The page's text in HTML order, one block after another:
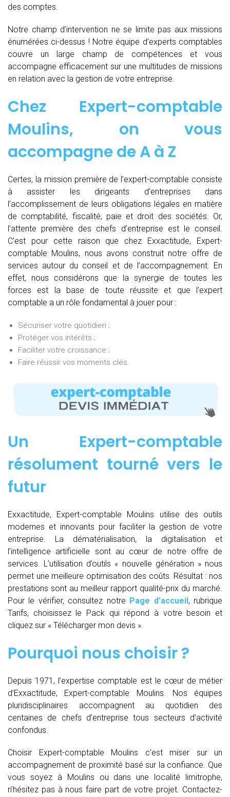
des comptes.
Notre champ d’intervention ne se limite pas aux missions
énumérées ci-dessus ! Notre équipe d’experts comptables
couvre un large champ de compétences et vous
accompagne efficacement sur une multitudes de missions
en relation avec la gestion de votre entreprise.
Chez Expert-comptable
Moulins, on vous
accompagne deA à Z
Certes, la mission première de l’expert-comptable consiste
à assister les dirigeants d’entreprises dans
l’accomplissement de leurs obligations légales en matière
de comptabilité, fiscalité, paie et droit des sociétés. Or,
l’attente première des chefs d’entreprise est le conseil.
C’est pour cette raison que chez Exxactitude, Expert-
comptable Moulins, nous avons construit notre offre de
services autour du conseil et de l’accompagnement. En
effet, nous considérons que la synergie de toutes les
forces est la base de toute réussite et que l’expert
comptable a un rôle fondamental à jouer pour :
Sécuriser votre quotidien ;
Protéger vos intérêts ;
Faciliter votre croissance ;
Faire réussir vos moments clés.
Un Expert-comptable
résolument tourné vers le
futur
Exxactitude, Expert-comptable Moulins utilise des outils
modernes et innovants pour faciliter la gestion de votre
entreprise. La dématérialisation, la digitalisation et
l’intelligence artificielle sont au cœur de notre offre de
services. L’utilisation d’outils « nouvelle génération » nous
permet une meilleure optimisation des coûts. Résultat : nos
prestations sont au meilleur rapport qualité-prix du marché.
Pour le vérifier, consultez notre Page d’accueil, rubrique
Tarifs, choisissez le Pack qui répond à votre besoin et
cliquez sur « Télécharger mon devis ».
Pourquoi nous choisir ?
Depuis 1971, l’expertise comptable est le cœur de métier
d’Exxactitude, Expert-comptable Moulins. Nos équipes
pluridisciplinaires accompagnent au quotidien des
centaines de chefs d’entreprise tous secteurs d’activité
confondus.
Choisir Expert-comptable Moulins c’est miser sur un
accompagnement de proximité basé sur la confiance. Que
vous soyez à Moulins ou dans une localité limitrophe,
n’hésitez pas à nous faire part de votre projet. Contactez-